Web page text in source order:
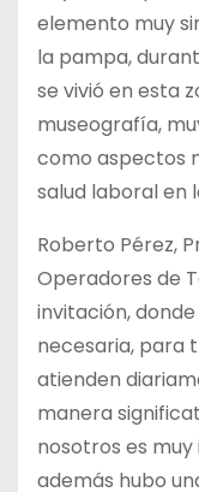
elemento muy
la pampa,
se vivió en esta
museografía,
como aspectos
salud laboral en
Roberto Pérez,
Operadores de
invitación,
necesaria, para
atienden
manera
nosotros es
además hubo